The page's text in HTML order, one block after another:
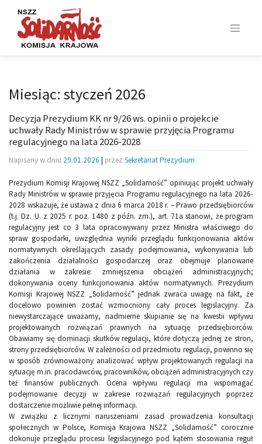
content
Miesiąc: styczeń 2026
Decyzja Prezydium KK nr 9/26 ws. opinii o projekcie
uchwały Rady Ministrów w sprawie przyjęcia Programu
regulacyjnego na lata 2026-2028
Napisany w dniu 29.01.2026 | przez Sekretariat Prezydium
Prezydium Komisji Krajowej NSZZ „Solidarność” opiniując projekt uchwały
Rady Ministrów w sprawie przyjęcia Programu regulacyjnego na lata 2026-
2028 wskazuje, że ustawa z dnia 6 marca 2018 r. – Prawo przedsiębiorców
(t.j. Dz. U. z 2025 r. poz. 1480 z późn. zm.), art. 71a stanowi, że program
regulacyjny jest co 3 lata opracowywany przez Ministra właściwego do
spraw gospodarki, uwzględnia wyniki przeglądu funkcjonowania aktów
normatywnych określających zasady podejmowania, wykonywania lub
zakończenia działalności gospodarczej oraz obejmuje planowane
działania w zakresie: zmniejszenia obciążeń administracyjnych;
dokonywania oceny funkcjonowania aktów normatywnych. Prezydium
Komisji Krajowej NSZZ „Solidarność” jednak zwraca uwagę na fakt, że
docelowo powinien zostać wzmocniony cały proces legislacyjny. Za
niewystarczające uważamy, nadmierne skupianie się na kwestii wpływu
projektowanych rozwiązań prawnych na sytuację przedsiębiorców.
Obawiamy się dominacji skutków regulacji, które dotyczą jednej ze stron,
strony przedsiębiorców. W zależności od przedmiotu regulacji, powinno się
w sposób zrównoważony analizować wpływ projektowanych regulacji na
sytuację m.in. pracodawców, pracowników, obciążeń administracyjnych czy
też finansów publicznych. Ocena wpływu regulacji ma wspomagać
podejmowanie decyzji w zakresie rozwiązań regulacyjnych poprzez
dostarczenie możliwie pełnej informacji.
W związku z licznymi naruszeniami zasad prowadzenia konsultacji
społecznych w Polsce, Komisja Krajowa NSZZ „Solidarność” corocznie
dokonuje przeglądu procesu legislacyjnego pod kątem stosowania reguł